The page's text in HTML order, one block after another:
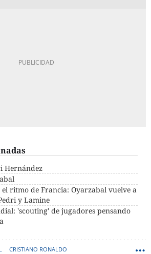
Hernández
el ritmo de Francia: Oyarzabal vuelve a
y Lamine
'scouting' de jugadores pensando
CRISTIANO RONALDO